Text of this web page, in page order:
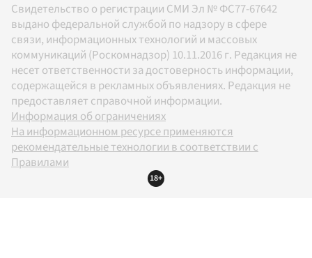
Свидетельство о регистрации СМИ Эл № ФС77-67642
выдано федеральной службой по надзору в сфере
связи, информационных технологий и массовых
коммуникаций (Роскомнадзор) 10.11.2016 г. Редакция не
несет ответственности за достоверность информации,
содержащейся в рекламных объявлениях. Редакция не
предоставляет справочной информации.
Информация об ограничениях
На информационном ресурсе применяются
рекомендательные технологии в соответствии с
Правилами
18+